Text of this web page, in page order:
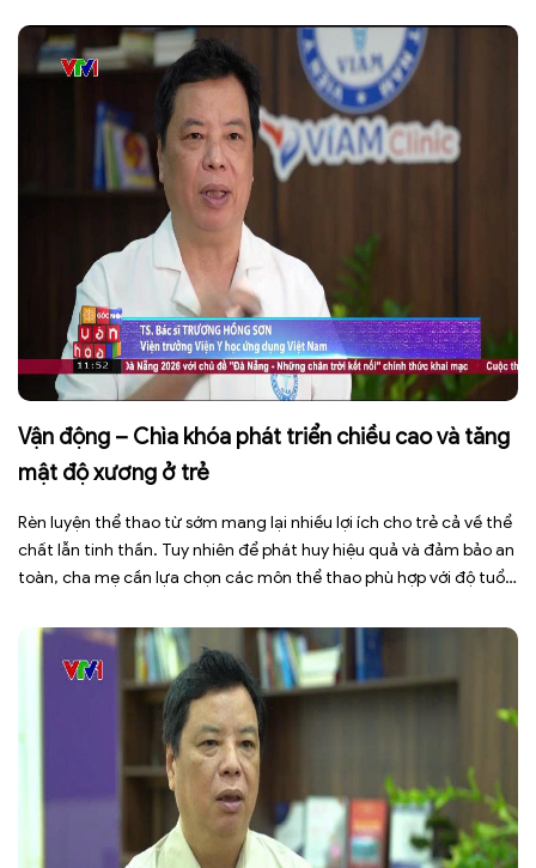
Vận động – Chìa khóa phát triển chiều cao và tăng
mật độ xương ở trẻ
Rèn luyện thể thao từ sớm mang lại nhiều lợi ích cho trẻ cả về thể
chất lẫn tinh thần. Tuy nhiên để phát huy hiệu quả và đảm bảo an
toàn, cha mẹ cần lựa chọn các môn thể thao phù hợp với độ tuổi,